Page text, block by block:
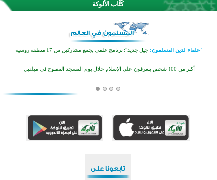
كُتَّاب الألوكة
أكبر مشروع إسلامي في ريف أستراليا يفتتح أبوابه بعد سنوات من العمل والعطاء
القرآن والتربية في صدارة البرامج الصيفية للمسلمين في بينزا وساراتوف وموردوفيا هذا العام
"علماء الدين المسلمون: جيل جديد": برنامج علمي يجمع مشاركين من 17 منطقة روسية
أكثر من 100 شخص يتعرفون على الإسلام خلال يوم المسجد المفتوح في ميلفيل
اختتام منافسات قرآنية متميزة في بنغلاديش بمشاركة 3000 متسابق
افتتاح تاريخي لأول مسجد في بلييفليا بالجبل الأسود منذ أكثر من قرن